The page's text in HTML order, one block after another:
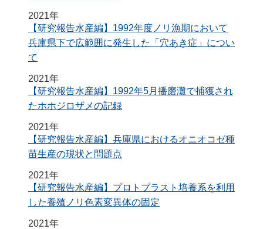
2021年
【研究報告水産編】1992年度ノリ漁期において
兵庫県下で広範囲に発生した「穴あき症」につい
て
2021年
【研究報告水産編】1992年5月播磨灘で捕獲され
たホホジロザメの記録
2021年
【研究報告水産編】兵庫県におけるオニオコゼ種
苗生産の現状と問題点
2021年
【研究報告水産編】プロトプラスト培養系を利用
した養殖ノリ色素変異体の固定
2021年